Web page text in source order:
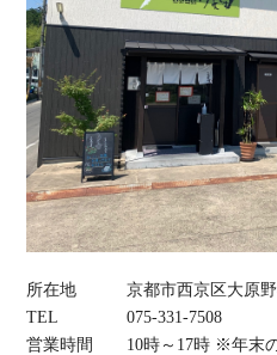
所在地
京都市西京区大原
TEL
075‐331‐7508
営業時間
10時～17時 ※年末